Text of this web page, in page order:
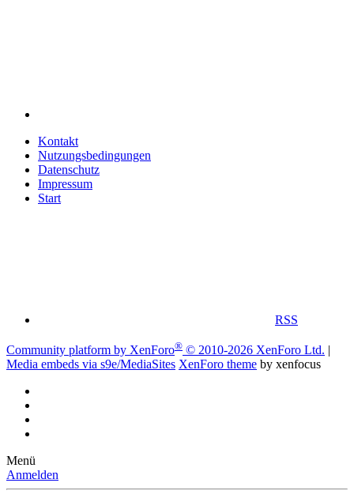
Kontakt
Nutzungsbedingungen
Datenschutz
Impressum
Start
RSS
Community platform by XenForo® © 2010-2026 XenForo Ltd. |
Media embeds via s9e/MediaSites XenForo theme by xenfocus
Menü
Anmelden